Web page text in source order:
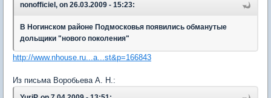
nonofficiel, on 26.03.2009 - 15:23:
В Ногинском районе Подмосковья появились обманутые
дольщики "нового поколения"
http://www.nhouse.ru...a...st&p=166843
Из письма Воробьева А. Н.: